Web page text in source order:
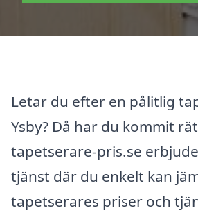
Letar du efter en pålitlig
Ysby? Då har du kommit
tapetserare-pris.se
tjänst där du enkelt kan
tapetserares priser och